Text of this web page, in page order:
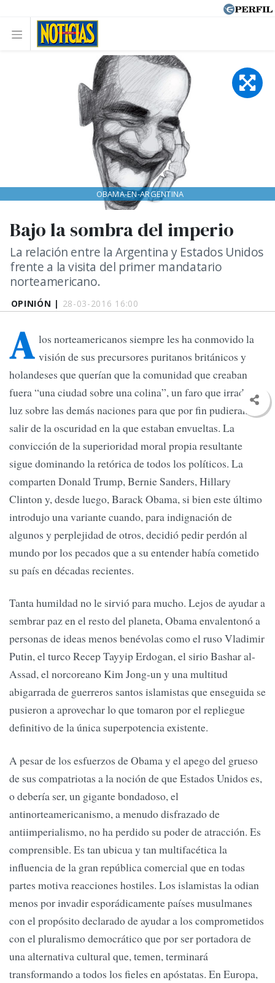
OPINIÓN | 28-03-2016 16:00
Bajo la sombra del imperio
La relación entre la Argentina y Estados Unidos
frente a la visita del primer mandatario
norteamericano.
OBAMA-EN-ARGENTINA
A los norteamericanos siempre les ha conmovido la
visión de sus precursores puritanos británicos y
holandeses que querían que la comunidad que creaban
fuera “una ciudad sobre una colina”, un faro que irradiaría
luz sobre las demás naciones para que por fin pudieran
salir de la oscuridad en la que estaban envueltas. La
convicción de la superioridad moral propia resultante
sigue dominando la retórica de todos los políticos. La
comparten Donald Trump, Bernie Sanders, Hillary
Clinton y, desde luego, Barack Obama, si bien este último
introdujo una variante cuando, para indignación de
algunos y perplejidad de otros, decidió pedir perdón al
mundo por los pecados que a su entender había cometido
su país en décadas recientes.
Tanta humildad no le sirvió para mucho. Lejos de ayudar a
sembrar paz en el resto del planeta, Obama envalentonó a
personas de ideas menos benévolas como el ruso Vladimir
Putin, el turco Recep Tayyip Erdogan, el sirio Bashar al-
Assad, el norcoreano Kim Jong-un y una multitud
abigarrada de guerreros santos islamistas que enseguida se
pusieron a aprovechar lo que tomaron por el repliegue
definitivo de la única superpotencia existente.
A pesar de los esfuerzos de Obama y el apego del grueso
de sus compatriotas a la noción de que Estados Unidos es,
o debería ser, un gigante bondadoso, el
antinorteamericanismo, a menudo disfrazado de
antiimperialismo, no ha perdido su poder de atracción. Es
comprensible. Es tan ubicua y tan multifacética la
influencia de la gran república comercial que en todas
partes motiva reacciones hostiles. Los islamistas la odian
menos por invadir esporádicamente países musulmanes
con el propósito declarado de ayudar a los comprometidos
con el pluralismo democrático que por ser portadora de
una alternativa cultural que, temen, terminará
transformando a todos los fieles en apóstatas. En Europa,